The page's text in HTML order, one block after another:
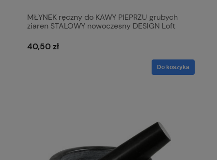
MŁYNEK ręczny do KAWY PIEPRZU grubych
ziaren STALOWY nowoczesny DESIGN Loft
40,50 zł
Do koszyka